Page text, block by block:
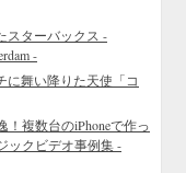
スターバックス -
-
に舞い降りた天使「コ
！複数台のiPhoneで作っ
ックビデオ事例集 -